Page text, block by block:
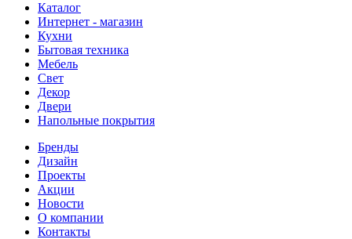
Каталог
Интернет - магазин
Кухни
Бытовая техника
Мебель
Свет
Декор
Двери
Напольные покрытия
Бренды
Дизайн
Проекты
Акции
Новости
О компании
Контакты